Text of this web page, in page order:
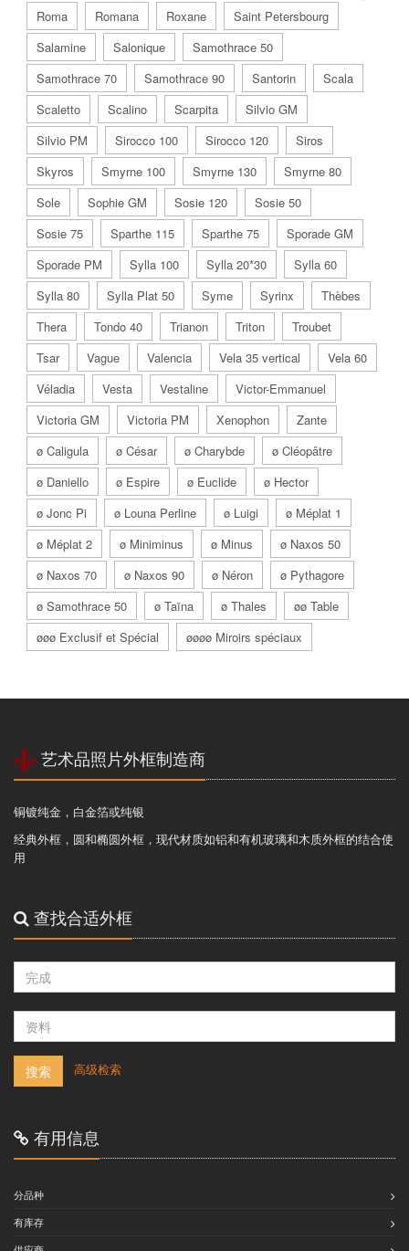
Roma
Romana Roxane
Saint Petersbourg
Salamine
Salonique
Samothrace 50
Samothrace 70
Samothrace 90 Santorin
Scala
Scaletto
Scalino Scarpita
Silvio GM
Silvio PM
Sirocco 100 Sirocco 120
Siros
Skyros
Smyrne 100 Smyrne 130
Smyrne 80
Sole
Sophie GM Sosie 120
Sosie 50
Sosie 75
Sparthe 115 Sparthe 75
Sporade GM
Sporade PM
Sylla 100 Sylla 20*30
Sylla 60
Sylla 80
Sylla Plat 50 Syme Syrinx
Thèbes
Thera
Tondo 40 Trianon Triton
Troubet
Tsar
Vague Valencia Vela 35 vertical
Vela 60
Véladia
Vesta Vestaline
Victor-Emmanuel
Victoria GM
Victoria PM Xenophon
Zante
ø Caligula
ø César ø Charybde
ø Cléopâtre
ø Daniello
ø Espire ø Euclide
ø Hector
ø Jonc Pi
ø Louna Perline ø Luigi
ø Méplat 1
ø Méplat 2
ø Miniminus ø Minus
ø Naxos 50
ø Naxos 70
ø Naxos 90 ø Néron
ø Pythagore
ø Samothrace 50
ø Taïna ø Thales
øø Table
øøø Exclusif et Spécial
øøøø Miroirs spéciaux
艺术品照片外框制造商
铜镀纯金，白金箔或纯银
经典外框，圆和椭圆外框，现代材质如铝和有机玻璃和木质外框的结合使
用
查找合适外框
搜索 高级检索
有用信息
分品种
有库存